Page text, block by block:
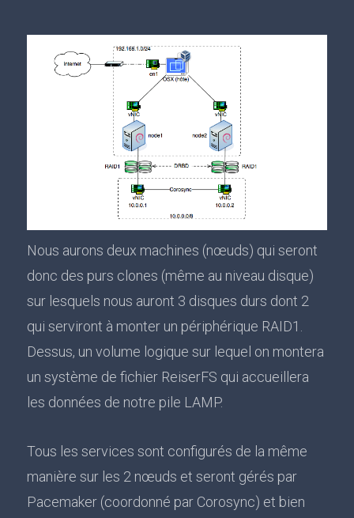
Nous aurons deux machines (nœuds) qui seront
donc des purs clones (même au niveau disque)
sur lesquels nous auront 3 disques durs dont 2
qui serviront à monter un périphérique RAID1.
Dessus, un volume logique sur lequel on montera
un système de fichier ReiserFS qui accueillera
les données de notre pile LAMP.
Tous les services sont configurés de la même
manière sur les 2 nœuds et seront gérés par
Pacemaker (coordonné par Corosync) et bien